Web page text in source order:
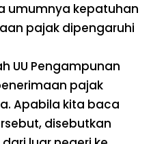
umumnya kepatuhan
pajak dipengaruhi
UU Pengampunan
pajak
Apabila kita baca
disebutkan